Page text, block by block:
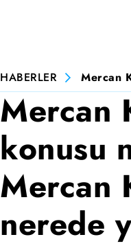
HABERLER Mercan
Mercan
konusu
Mercan
nerede